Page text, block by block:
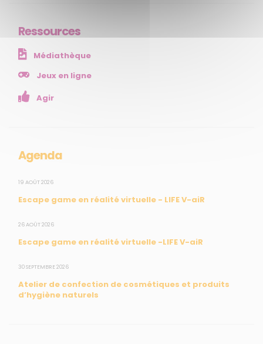
Ressources
Médiathèque
Jeux en ligne
Agir
Agenda
19 AOÛT 2026
Escape game en réalité virtuelle - LIFE V-aiR
26 AOÛT 2026
Escape game en réalité virtuelle -LIFE V-aiR
30 SEPTEMBRE 2026
Atelier de confection de cosmétiques et produits
d’hygiène naturels
NOS SERVICES
Presse
Collectivités
Mesures réglementaires
SUIVEZ-NOUS
CONTACT
Mail : info@madininair.fr